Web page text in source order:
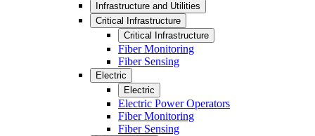
Infrastructure and Utilities
Critical Infrastructure
Critical Infrastructure
Fiber Monitoring
Fiber Sensing
Electric
Electric
Electric Power Operators
Fiber Monitoring
Fiber Sensing